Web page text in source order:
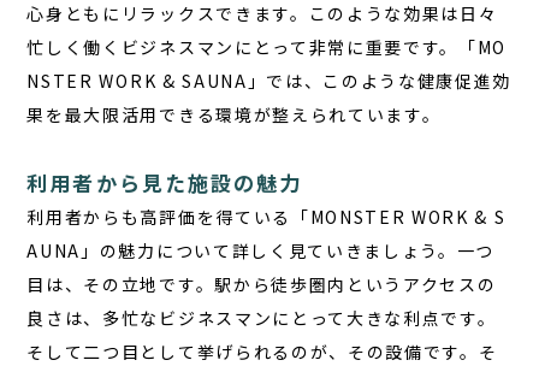
心身ともにリラックスできます。このような効果は日々
忙しく働くビジネスマンにとって非常に重要です。「MO
NSTER WORK & SAUNA」では、このような健康促進効
果を最大限活用できる環境が整えられています。
利用者から見た施設の魅力
利用者からも高評価を得ている「MONSTER WORK & S
AUNA」の魅力について詳しく見ていきましょう。一つ
目は、その立地です。駅から徒歩圏内というアクセスの
良さは、多忙なビジネスマンにとって大きな利点です。
そして二つ目として挙げられるのが、その設備です。そ